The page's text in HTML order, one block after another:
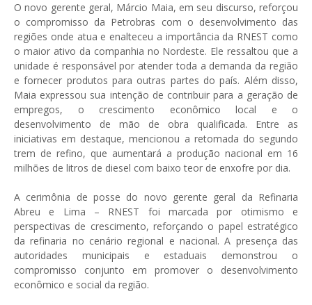
O novo gerente geral, Márcio Maia, em seu discurso, reforçou
o compromisso da Petrobras com o desenvolvimento das
regiões onde atua e enalteceu a importância da RNEST como
o maior ativo da companhia no Nordeste. Ele ressaltou que a
unidade é responsável por atender toda a demanda da região
e fornecer produtos para outras partes do país. Além disso,
Maia expressou sua intenção de contribuir para a geração de
empregos, o crescimento econômico local e o
desenvolvimento de mão de obra qualificada. Entre as
iniciativas em destaque, mencionou a retomada do segundo
trem de refino, que aumentará a produção nacional em 16
milhões de litros de diesel com baixo teor de enxofre por dia.
A cerimônia de posse do novo gerente geral da Refinaria
Abreu e Lima – RNEST foi marcada por otimismo e
perspectivas de crescimento, reforçando o papel estratégico
da refinaria no cenário regional e nacional. A presença das
autoridades municipais e estaduais demonstrou o
compromisso conjunto em promover o desenvolvimento
econômico e social da região.